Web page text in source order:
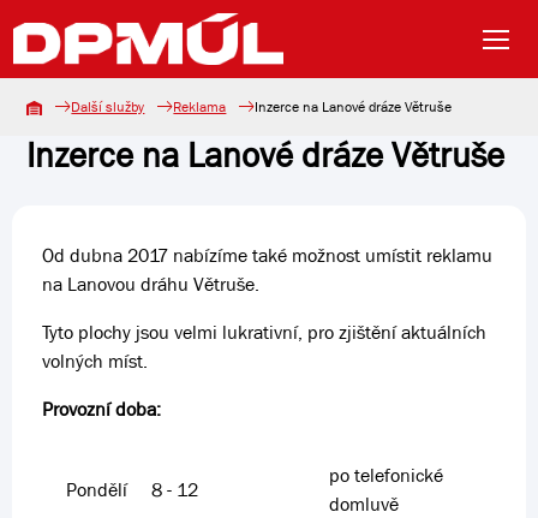
Další služby Reklama Inzerce na Lanové dráze Větruše
Inzerce na Lanové dráze Větruše
Od dubna 2017 nabízíme také možnost umístit reklamu
na Lanovou dráhu Větruše.
Tyto plochy jsou velmi lukrativní, pro zjištění aktuálních
volných míst.
Provozní doba:
Pondělí 8 - 12
po telefonické
domluvě